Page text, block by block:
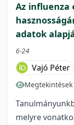
Az influenza
adatok
6-24
Vajó Péter
Megtekintések
melyre